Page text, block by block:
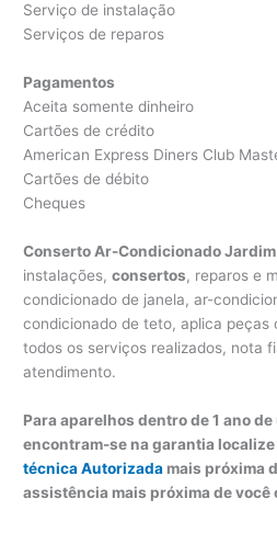
Serviço de instalação
Serviços de reparos
Pagamentos
Aceita somente dinheiro
Cartões de crédito
American Express Diners Club
Cartões de débito
Cheques
Conserto Ar-Condicionado
instalações,consertos, reparos e
condicionado de janela, ar-
condicionado de teto, aplica peças
todos os serviços realizados, nota
atendimento.
Para aparelhos dentro de 1 ano
encontram-se na garantia
técnica Autorizada mais próxima
assistência mais próxima de você